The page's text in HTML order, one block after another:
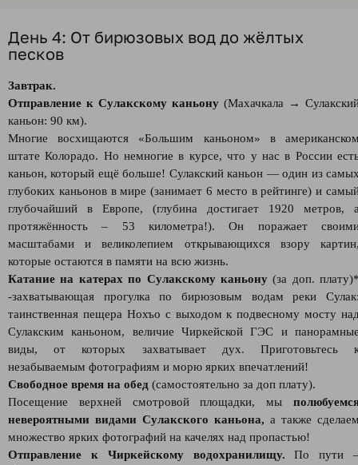
День 4: От бирюзовых вод до жёлтых
песков
Завтрак.
Отправление к Сулакскому каньону (Махачкала →
каньон: 90 км).
Многие восхищаются «Большим каньоном» в
штате Колорадо. Но немногие в курсе, что у нас в России
каньон, который ещё больше! Сулакский каньон — один из
глубоких каньонов в мире (занимает 6 место в рейтинге) и
глубочайший в Европе, (глубина достигает 1920 метров,
протяжённость – 53 километра!). Он поражает
масштабами и великолепием открывающихся взору
которые остаются в памяти на всю жизнь.
Катание на катерах по Сулакскому каньону(за доп.
-захватывающая прогулка по бирюзовым водам реки
таинственная пещера Нохъо с выходом к подвесному мосту
Сулакским каньоном, величие Чиркейской ГЭС и
виды, от которых захватывает дух. Приготовьтесь
незабываемым фотографиям и морю ярких впечатлений!
Свободное время на обед (самостоятельно за доп плату).
Посещение верхней смотровой площадки, мы
невероятными видами Сулакского каньона, а также
множество ярких фотографий на качелях над пропастью!
Отправление к Чиркейскому водохранилищу. По пути